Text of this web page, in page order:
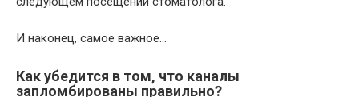
И наконец, самое важное…
Как убедится в том, что каналы
запломбированы правильно?